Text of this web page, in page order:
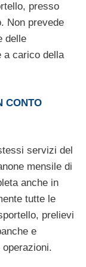
presso
Non prevede
delle
a carico della
CONTO
servizi del
mensile di
anche in
tutte le
prelievi
e